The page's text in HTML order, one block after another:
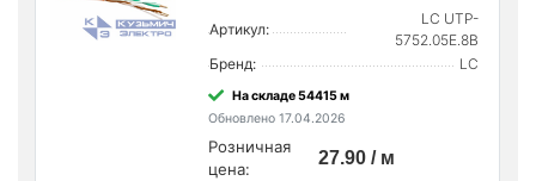
Артикул:
LC UTP-
5752.05E.8B
Бренд:
LC
На складе 54415 м
Обновлено 17.04.2026
Розничная
цена:
27.90 / м